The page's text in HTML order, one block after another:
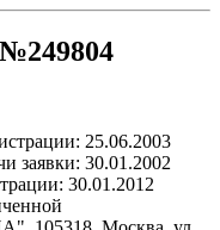
25.06.2003
заявки: 30.01.2002
30.01.2012